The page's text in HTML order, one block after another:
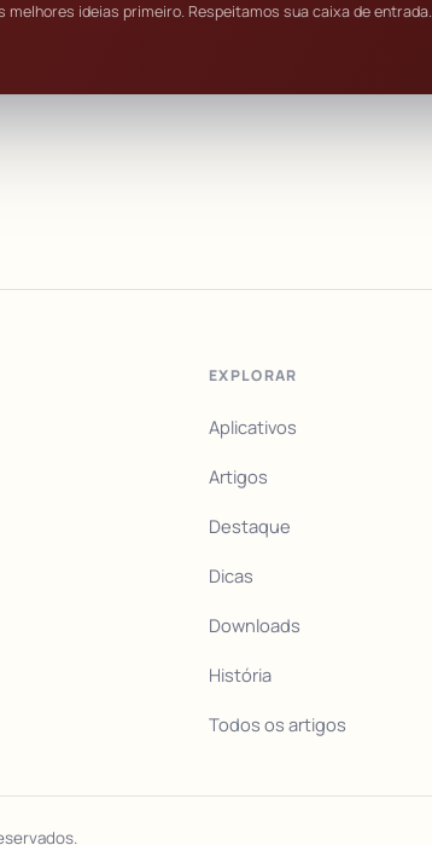
melhores ideias primeiro. Respeitamos sua caixa de entrada.
EXPLORAR
Aplicativos
Artigos
Destaque
Dicas
Downloads
História
Todos os artigos